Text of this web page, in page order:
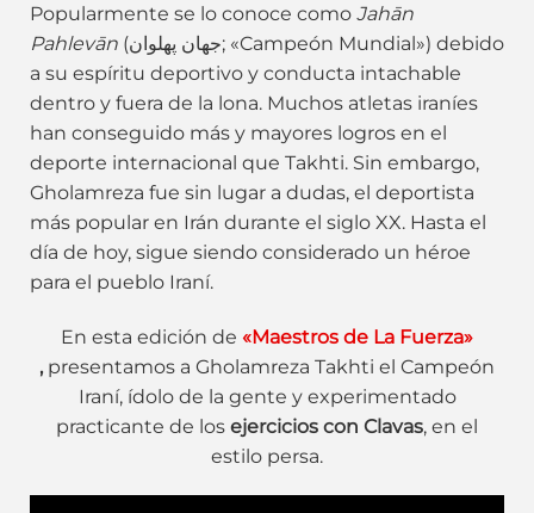
Popularmente se lo conoce como Jahān
Pahlevān (جهان پهلوان; «Campeón Mundial») debido
a su espíritu deportivo y conducta intachable
dentro y fuera de la lona. Muchos atletas iraníes
han conseguido más y mayores logros en el
deporte internacional que Takhti. Sin embargo,
Gholamreza fue sin lugar a dudas, el deportista
más popular en Irán durante el siglo XX. Hasta el
día de hoy, sigue siendo considerado un héroe
para el pueblo Iraní.
En esta edición de «Maestros de La Fuerza»
, presentamos a Gholamreza Takhti el Campeón
Iraní, ídolo de la gente y experimentado
practicante de los ejercicios con Clavas, en el
estilo persa.